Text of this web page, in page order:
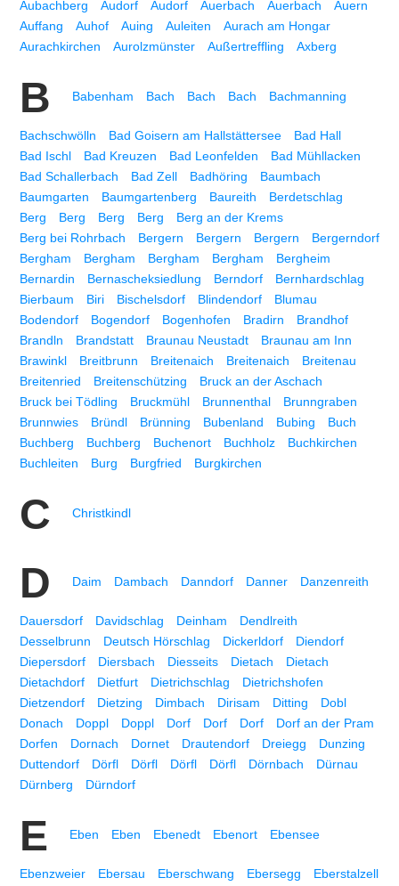
Aubachberg
Audorf Audorf Auerbach Auerbach
Auern
Auffang
Auhof Auing Auleiten
Aurach am Hongar
Aurachkirchen
Aurolzmünster Außertreffling Axberg
B Babenham Bach Bach Bach Bachmanning
Bachschwölln Bad Goisern am Hallstättersee
Bad Hall
Bad Ischl
Bad Kreuzen Bad Leonfelden
Bad Mühllacken
Bad Schallerbach
Bad Zell Badhöring
Baumbach
Baumgarten
Baumgartenberg Baureith
Berdetschlag
Berg
Berg Berg Berg
Berg an der Krems
Berg bei Rohrbach
Bergern Bergern Bergern
Bergerndorf
Bergham
Bergham Bergham Bergham
Bergheim
Bernardin
Bernascheksiedlung Berndorf
Bernhardschlag
Bierbaum
Biri Bischelsdorf Blindendorf
Blumau
Bodendorf
Bogendorf Bogenhofen Bradirn
Brandhof
Brandln
Brandstatt Braunau Neustadt
Braunau am Inn
Brawinkl
Breitbrunn Breitenaich Breitenaich
Breitenau
Breitenried
Breitenschützing
Bruck an der Aschach
Bruck bei Tödling
Bruckmühl Brunnenthal
Brunngraben
Brunnwies
Bründl Brünning Bubenland Bubing
Buch
Buchberg
Buchberg Buchenort Buchholz
Buchkirchen
Buchleiten
Burg Burgfried Burgkirchen
C Christkindl
D Daim Dambach Danndorf Danner Danzenreith
Dauersdorf Davidschlag Deinham
Dendlreith
Desselbrunn
Deutsch Hörschlag Dickerldorf
Diendorf
Diepersdorf
Diersbach Diesseits Dietach
Dietach
Dietachdorf
Dietfurt Dietrichschlag
Dietrichshofen
Dietzendorf
Dietzing Dimbach Dirisam Ditting
Dobl
Donach
Doppl Doppl Dorf Dorf Dorf
Dorf an der Pram
Dorfen
Dornach Dornet Drautendorf Dreiegg
Dunzing
Duttendorf
Dörfl Dörfl Dörfl Dörfl Dörnbach
Dürnau
Dürnberg
Dürndorf
E Eben Eben Ebenedt Ebenort Ebensee
Ebenzweier Ebersau Eberschwang Ebersegg
Eberstalzell